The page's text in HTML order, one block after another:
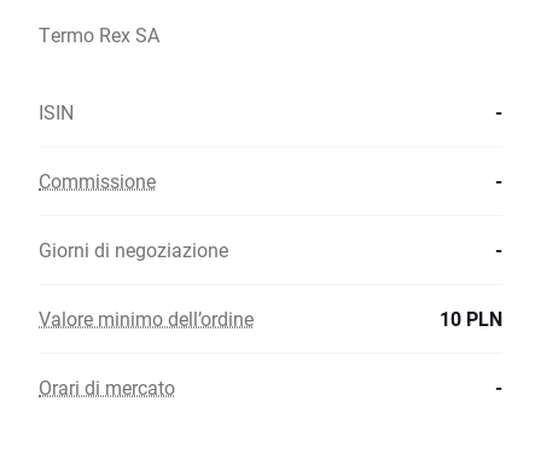
Termo Rex SA
ISIN -
Commissione -
Giorni di negoziazione -
Valore minimo dell’ordine 10 PLN
Orari di mercato -